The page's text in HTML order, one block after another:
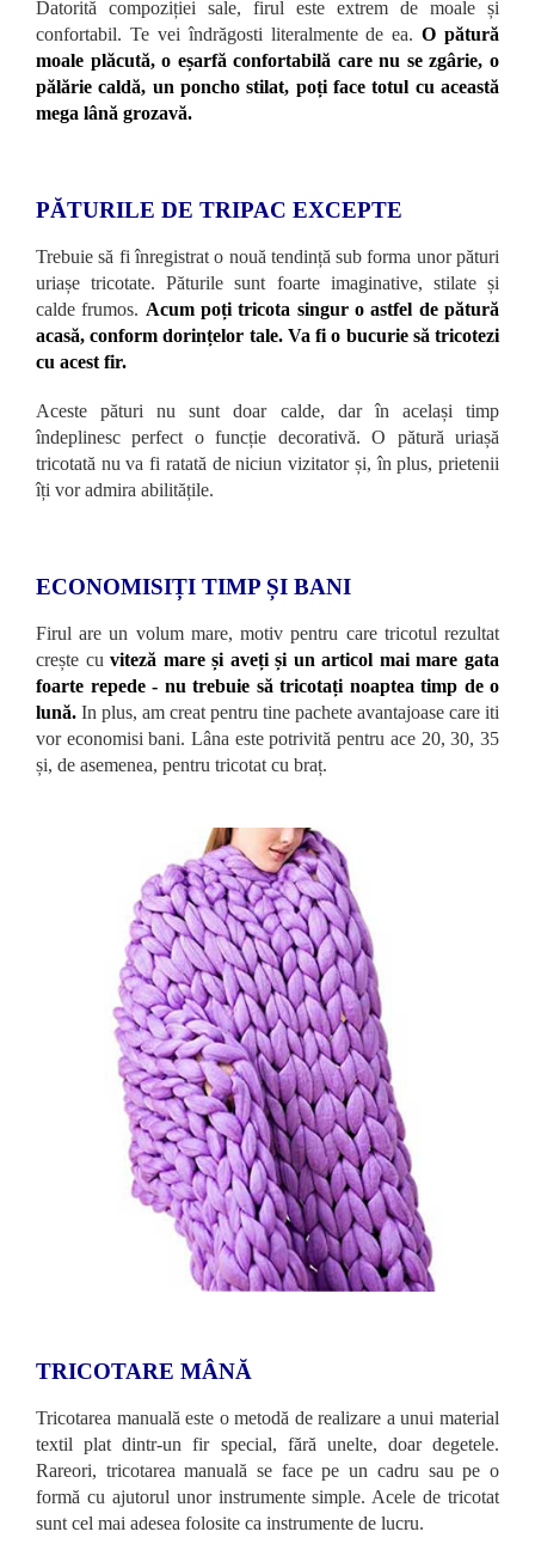
Datorită compoziției sale, firul este extrem de moale și
confortabil. Te vei îndrăgosti literalmente de ea.O pătură
moale plăcută, o eșarfă confortabilă care nu se zgârie, o
pălărie caldă, un poncho stilat, poți face totul cu această
mega lână grozavă.
PĂTURILE DE TRIPAC EXCEPTE
Trebuie să fi înregistrat o nouă tendință sub forma unor pături
uriașe tricotate. Păturile sunt foarte imaginative, stilate și
calde frumos. Acum poți tricota singur o astfel de pătură
acasă, conform dorințelor tale. Va fi o bucurie să tricotezi
cu acest fir.
Aceste pături nu sunt doar calde, dar în același timp
îndeplinesc perfect o funcție decorativă. O pătură uriașă
tricotată nu va fi ratată de niciun vizitator și, în plus, prietenii
îți vor admira abilitățile.
ECONOMISIȚI TIMP ȘI BANI
Firul are un volum mare, motiv pentru care tricotul rezultat
crește cuviteză mare și aveți și un articol mai mare gata
foarte repede - nu trebuie să tricotați noaptea timp de o
lună. In plus, am creat pentru tine pachete avantajoase care iti
vor economisi bani. Lâna este potrivită pentru ace 20, 30, 35
și, de asemenea, pentru tricotat cu braț.
TRICOTARE MÂNĂ
Tricotarea manuală este o metodă de realizare a unui material
textil plat dintr-un fir special, fără unelte, doar degetele.
Rareori, tricotarea manuală se face pe un cadru sau pe o
formă cu ajutorul unor instrumente simple. Acele de tricotat
sunt cel mai adesea folosite ca instrumente de lucru.